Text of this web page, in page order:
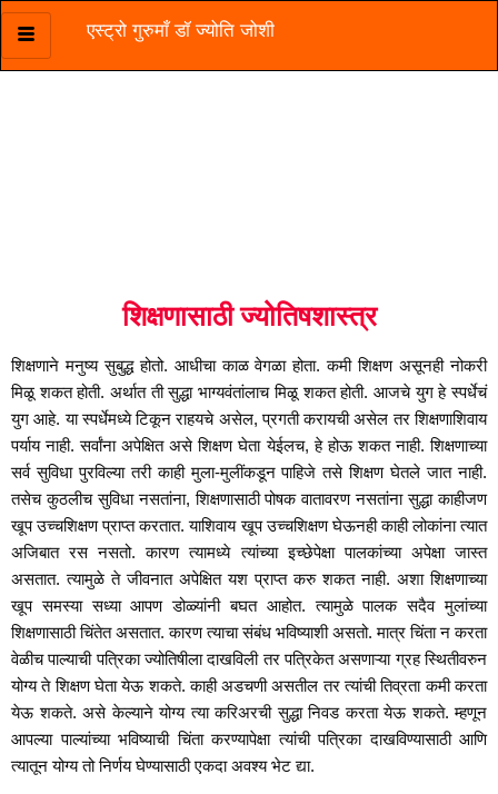
Skip
एस्ट्रो गुरुमाँ डॉ ज्योति जोशी
शिक्षणासाठी ज्योतिषशास्त्र
शिक्षणाने मनुष्य सुबुद्ध होतो. आधीचा काळ वेगळा होता. कमी शिक्षण असूनही नोकरी
मिळू शकत होती. अर्थात ती सुद्धा भाग्यवंतांलाच मिळू शकत होती. आजचे युग हे स्पर्धेचं
युग आहे. या स्पर्धेमध्ये टिकून राहयचे असेल, प्रगती करायची असेल तर शिक्षणाशिवाय
पर्याय नाही. सर्वांना अपेक्षित असे शिक्षण घेता येईलच, हे होऊ शकत नाही. शिक्षणाच्या
सर्व सुविधा पुरविल्या तरी काही मुला-मुलींकडून पाहिजे तसे शिक्षण घेतले जात नाही.
तसेच कुठलीच सुविधा नसतांना, शिक्षणासाठी पोषक वातावरण नसतांना सुद्धा काहीजण
खूप उच्चशिक्षण प्राप्त करतात. याशिवाय खूप उच्चशिक्षण घेऊनही काही लोकांना त्यात
अजिबात रस नसतो. कारण त्यामध्ये त्यांच्या इच्छेपेक्षा पालकांच्या अपेक्षा जास्त
असतात. त्यामुळे ते जीवनात अपेक्षित यश प्राप्त करु शकत नाही. अशा शिक्षणाच्या
खूप समस्या सध्या आपण डोळ्यांनी बघत आहोत. त्यामुळे पालक सदैव मुलांच्या
शिक्षणासाठी चिंतेत असतात. कारण त्याचा संबंध भविष्याशी असतो. मात्र चिंता न करता
वेळीच पाल्याची पत्रिका ज्योतिषीला दाखविली तर पत्रिकेत असणाऱ्या ग्रह स्थितीवरुन
योग्य ते शिक्षण घेता येऊ शकते. काही अडचणी असतील तर त्यांची तिव्रता कमी करता
येऊ शकते. असे केल्याने योग्य त्या करिअरची सुद्धा निवड करता येऊ शकते. म्हणून
आपल्या पाल्यांच्या भविष्याची चिंता करण्यापेक्षा त्यांची पत्रिका दाखविण्यासाठी आणि
त्यातून योग्य तो निर्णय घेण्यासाठी एकदा अवश्य भेट द्या.